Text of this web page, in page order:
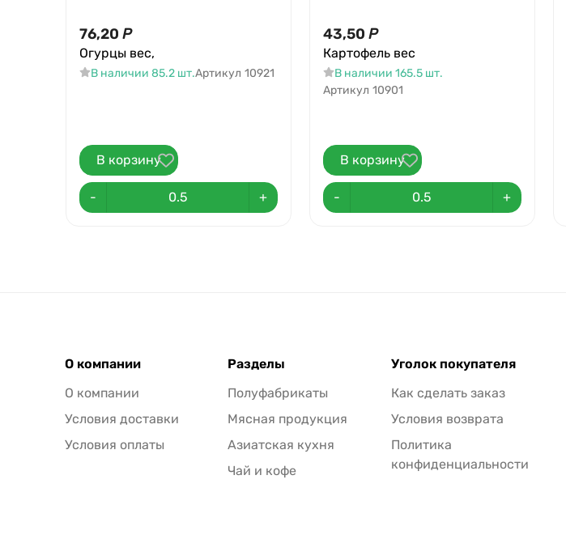
76,20 Р
Огурцы вес,
В наличии 85.2 шт.Артикул 10921
В корзину
- +
43,50 Р
Картофель вес
В наличии 165.5 шт.
Артикул 10901
В корзину
- +
О компании
О компании
Условия доставки
Условия оплаты
Разделы
Полуфабрикаты
Мясная продукция
Азиатская кухня
Чай и кофе
Уголок покупателя
Как сделать заказ
Условия возврата
Политика
конфиденциальности